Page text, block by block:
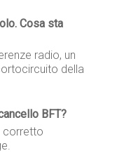
Cosa sta
radio, un
della
BFT?
corretto